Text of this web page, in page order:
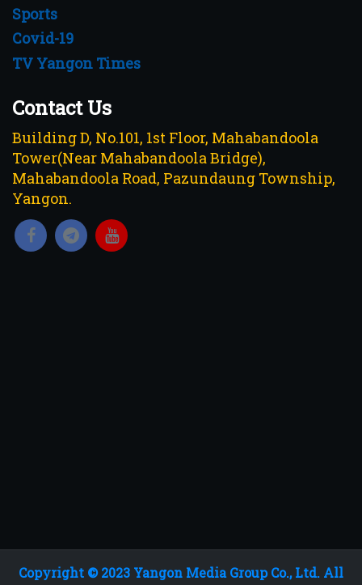
Sports
Covid-19
TV Yangon Times
Contact Us
Building D, No.101, 1st Floor, Mahabandoola
Tower(Near Mahabandoola Bridge),
Mahabandoola Road, Pazundaung Township,
Yangon.
Copyright © 2023 Yangon Media Group Co., Ltd. All